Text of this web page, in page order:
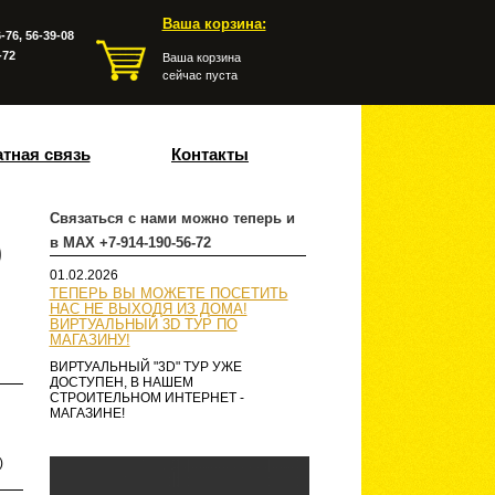
Ваша корзина:
Ваша корзина
сейчас пуста
76, 56-39-08
связь Контакты
Связаться с нами можно теперь и
в MAX +7-914-190-56-72
01.02.2026
ТЕПЕРЬ ВЫ МОЖЕТЕ ПОСЕТИТЬ
НАС НЕ ВЫХОДЯ ИЗ ДОМА!
ВИРТУАЛЬНЫЙ 3D ТУР ПО
МАГАЗИНУ!
ВИРТУАЛЬНЫЙ "3D" ТУР УЖЕ
ДОСТУПЕН, В НАШЕМ
СТРОИТЕЛЬНОМ ИНТЕРНЕТ -
МАГАЗИНЕ!